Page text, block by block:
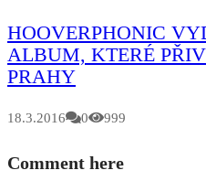
HOOVERPHONIC
ALBUM, KTERÉ
PRAHY
18.3.2016 0 999
Comment here